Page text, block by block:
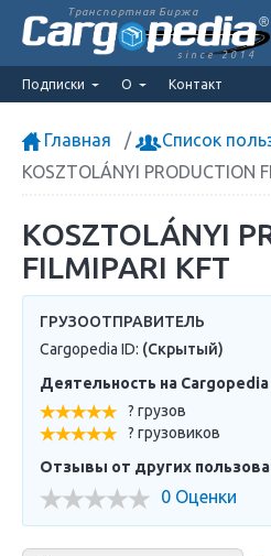
Транспортная Биржа
since 2014
Подписки О Контакт
Главная
Список
KOSZTOLÁNYI PRODUCTION
KOSZTOLÁNYI
FILMIPARI KFT
ГРУЗООТПРАВИТЕЛЬ
Cargopedia ID: (Скрытый)
Деятельность на Cargopedia
? грузов
? грузовиков
Отзывы от других
0 Оценки